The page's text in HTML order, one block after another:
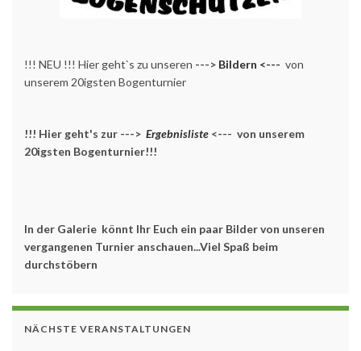
!!! NEU !!! Hier geht`s zu unseren ---> Bildern <--- von
unserem 20igsten Bogenturnier
!!! Hier geht's zur ---> Ergebnisliste <--- von unserem
20igsten Bogenturnier!!!
In der Galerie könnt Ihr Euch ein paar Bilder von unseren
vergangenen Turnier anschauen...Viel Spaß beim
durchstöbern
NÄCHSTE VERANSTALTUNGEN